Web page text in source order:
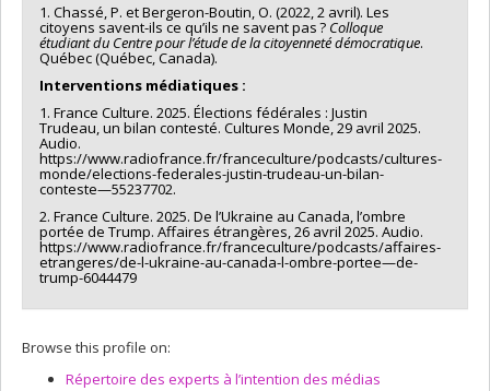
1. Chassé, P. et Bergeron-Boutin, O. (2022, 2 avril). Les
citoyens savent-ils ce qu’ils ne savent pas ? Colloque
étudiant du Centre pour l’étude de la citoyenneté démocratique.
Québec (Québec, Canada).
Interventions médiatiques :
1. France Culture. 2025. Élections fédérales : Justin
Trudeau, un bilan contesté. Cultures Monde, 29 avril 2025.
Audio.
https://www.radiofrance.fr/franceculture/podcasts/cultures-
monde/elections-federales-justin-trudeau-un-bilan-
conteste—55237702.
2. France Culture. 2025. De l’Ukraine au Canada, l’ombre
portée de Trump. Affaires étrangères, 26 avril 2025. Audio.
https://www.radiofrance.fr/franceculture/podcasts/affaires-
etrangeres/de-l-ukraine-au-canada-l-ombre-portee—de-
trump-6044479
Browse this profile on:
Répertoire des experts à l’intention des médias